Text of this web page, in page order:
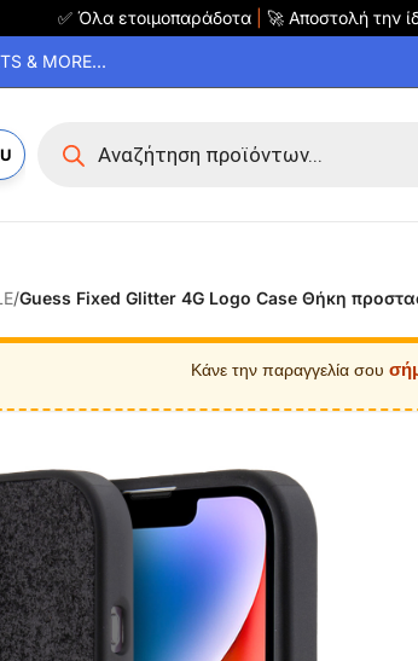
✅ Όλα ετοιμοπαράδοτα 🚀 Αποστολή την
& MORE...
/Guess Fixed Glitter 4G Logo Case Θήκη
Κάνε την παραγγελία σου